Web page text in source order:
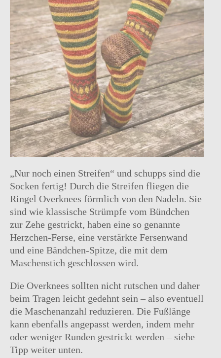
„Nur noch einen Streifen“ und schupps sind die
Socken fertig! Durch die Streifen fliegen die
Ringel Overknees förmlich von den Nadeln. Sie
sind wie klassische Strümpfe vom Bündchen
zur Zehe gestrickt, haben eine so genannte
Herzchen-Ferse, eine verstärkte Fersenwand
und eine Bändchen-Spitze, die mit dem
Maschenstich geschlossen wird.
Die Overknees sollten nicht rutschen und daher
beim Tragen leicht gedehnt sein – also eventuell
die Maschenanzahl reduzieren. Die Fußlänge
kann ebenfalls angepasst werden, indem mehr
oder weniger Runden gestrickt werden – siehe
Tipp weiter unten.